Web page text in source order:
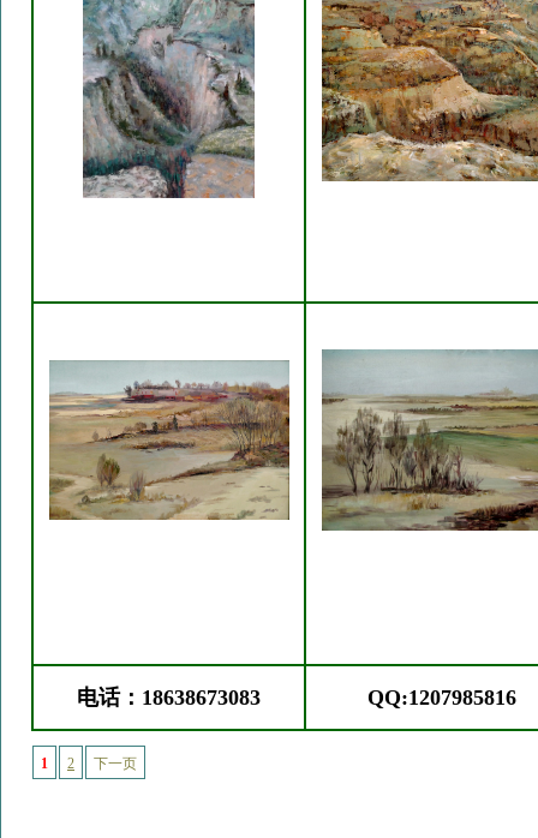
电话：18638673083 QQ:1207985816
1 2 下一页